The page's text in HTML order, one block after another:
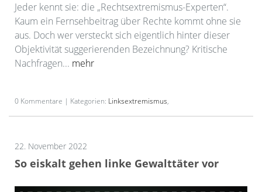
Jeder kennt sie: die „Rechtsextremismus-Experten“.
Kaum ein Fernsehbeitrag über Rechte kommt ohne sie
aus. Doch wer versteckt sich eigentlich hinter dieser
Objektivität suggerierenden Bezeichnung? Kritische
Nachfragen... mehr
0 Kommentare | Kategorien: Linksextremismus,
22. November 2022
So eiskalt gehen linke Gewalttäter vor